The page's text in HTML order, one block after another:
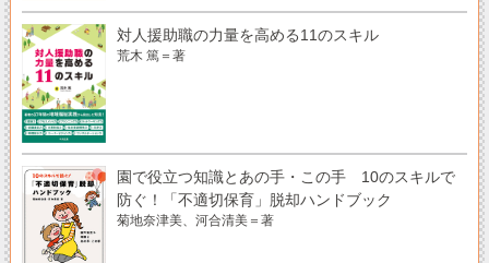
対人援助職の力量を高める11のスキル
荒木 篤＝著
園で役立つ知識とあの手・この手 10のスキルで
防ぐ！「不適切保育」脱却ハンドブック
菊地奈津美、河合清美＝著